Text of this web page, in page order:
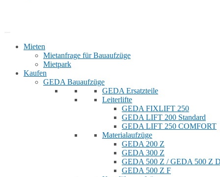
Mieten
Mietanfrage für Bauaufzüge
Mietpark
Kaufen
GEDA Bauaufzüge
GEDA Ersatzteile
Leiterlifte
GEDA FIXLIFT 250
GEDA LIFT 200 Standard
GEDA LIFT 250 COMFORT
Materialaufzüge
GEDA 200 Z
GEDA 300 Z
GEDA 500 Z / GEDA 500 Z
GEDA 500 Z F